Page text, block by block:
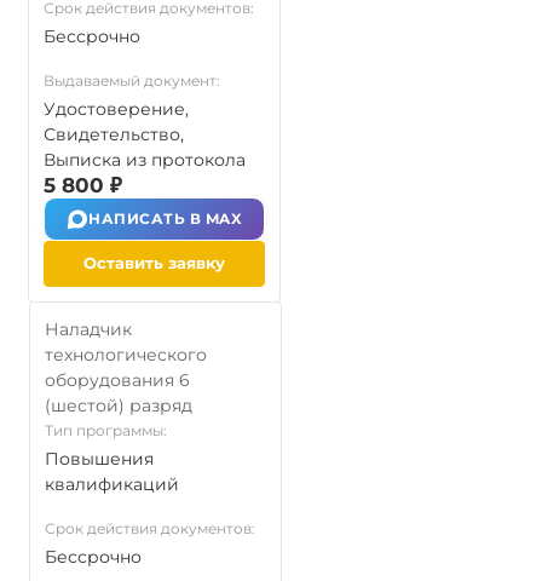
Срок действия документов:
Бессрочно
Выдаваемый документ:
Удостоверение,
Свидетельство,
Выписка из протокола
5 800 ₽
НАПИСАТЬ В MAX
Оставить заявку
Наладчик
технологического
оборудования 6
(шестой) разряд
Тип программы:
Повышения
квалификаций
Срок действия документов:
Бессрочно